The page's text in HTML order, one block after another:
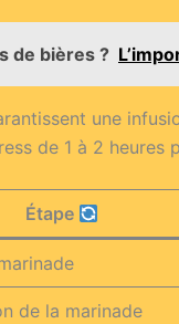
de bières ?
une
de 1 à 2 heures
Étape
de la marinade